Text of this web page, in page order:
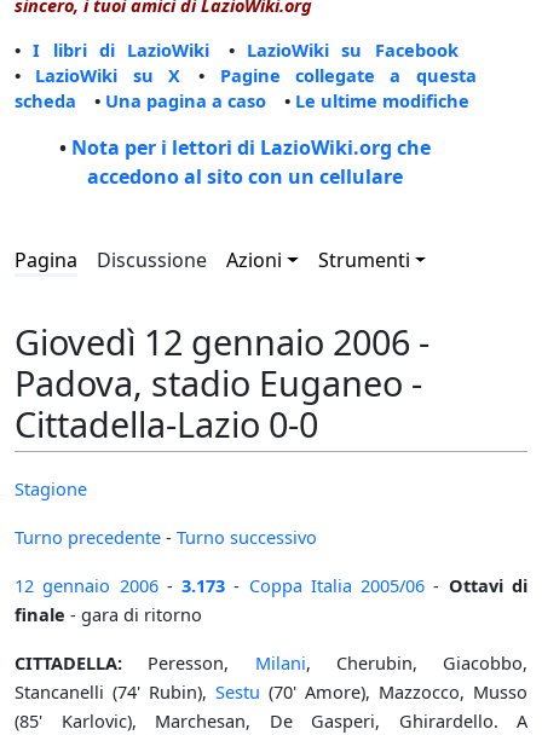
sincero, i tuoi amici di LazioWiki.org
•I libri di LazioWiki • LazioWiki su Facebook
• LazioWiki su X • Pagine collegate a questa
scheda • Una pagina a caso • Le ultime modifiche
• Nota per i lettori di LazioWiki.org che
accedono al sito con un cellulare
Pagina Discussione Azioni Strumenti
Giovedì 12 gennaio 2006 -
Padova, stadio Euganeo -
Cittadella-Lazio 0-0
Stagione
Turno precedente - Turno successivo
12 gennaio 2006-3.173 - Coppa Italia 2005/06 - Ottavi di
finale - gara di ritorno
CITTADELLA: Peresson, Milani, Cherubin, Giacobbo,
Stancanelli (74' Rubin), Sestu (70' Amore), Mazzocco, Musso
(85' Karlovic), Marchesan, De Gasperi, Ghirardello. A